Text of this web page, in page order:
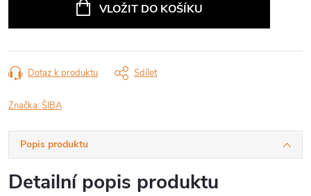
VLOŽIT DO KOŠÍKU
Dotaz k produktu Sdílet
Značka:ŠIBA
Popis produktu
Detailní popis produktu